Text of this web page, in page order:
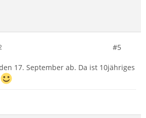
#5
17. September ab. Da ist 10jähriges